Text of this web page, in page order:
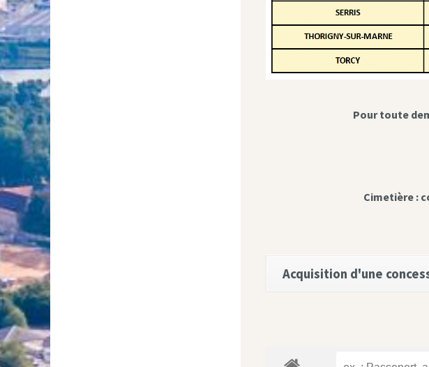
Pour toute
Cimetière :
Acquisition d'une